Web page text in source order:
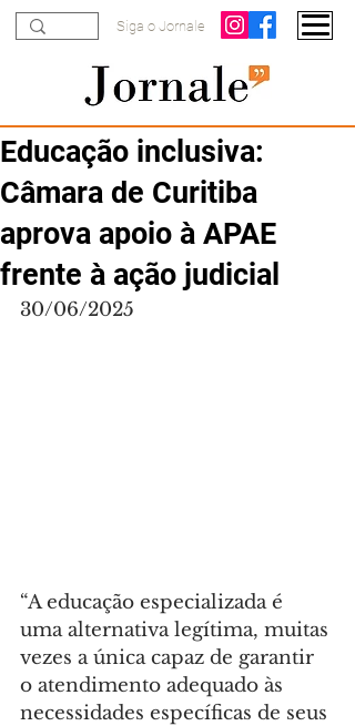
Siga o Jornale
Educação inclusiva:
Câmara de Curitiba
aprova apoio à APAE
frente à ação judicial
30/06/2025
“A educação especializada é
uma alternativa legítima, muitas
vezes a única capaz de garantir
o atendimento adequado às
necessidades específicas de seus